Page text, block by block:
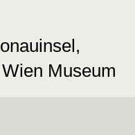
Museum